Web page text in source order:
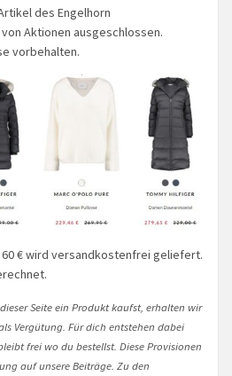
des Engelhorn
Aktionen ausgeschlossen.
vorbehalten.
€ wird versandkostenfrei geliefert.
Seite ein Produkt kaufst, erhalten wir
Vergütung. Für dich entstehen dabei
frei wo du bestellst. Diese Provisionen
auf unsere Beiträge. Zu den